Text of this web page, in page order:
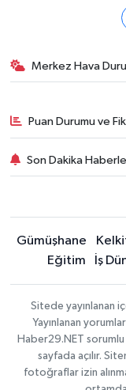
Merkez Hava
Puan Durumu ve
Son Dakika
Gümüşhane
Eğitim
İş
Sitede yayınlanan
Yayınlanan
Haber29.NET
sayfada açılır.
fotoğraflar izin